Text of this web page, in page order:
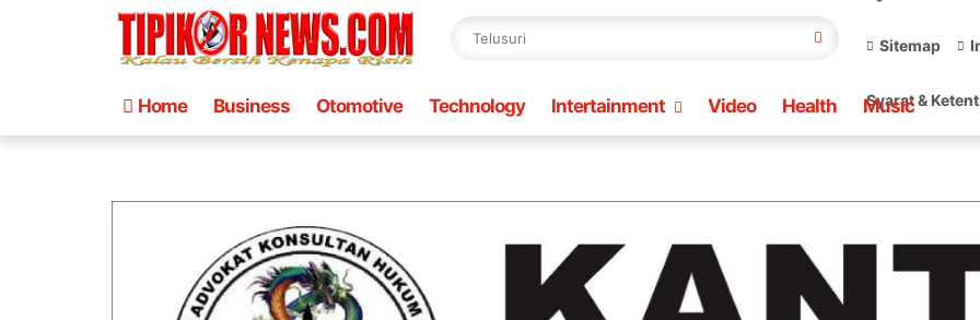
Sitemap
Syarat &
Home Business Otomotive Technology Intertainment Video Health Music